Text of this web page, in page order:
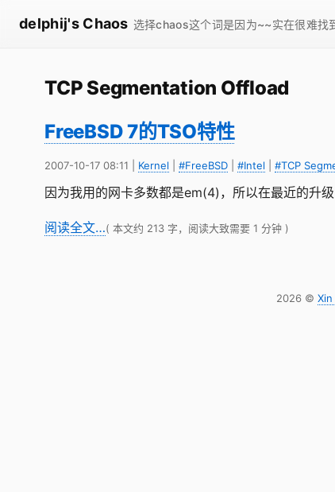
delphij's Chaos 选择chaos这个词是因为~~实在很难
TCP Segmentation Offload
FreeBSD 7的TSO特性
2007-10-17 08:11 Kernel #FreeBSD #Intel #TCP
因为我用的网卡多数都是em(4)，所以在最近的升
阅读全文…( 本文约 213 字，阅读大致需要 1 分钟 )
2026 © Xin